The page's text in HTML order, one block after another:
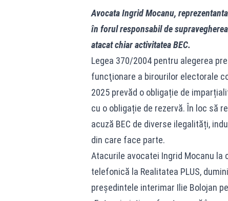
Avocata Ingrid Mocanu,
în forul responsabil de
atacat chiar activitatea BEC.
Legea 370/2004 pentru alegerea
funcţionare a birourilor electorale
2025 prevăd o obligație de
cu o obligație de rezervă. În loc să
acuză BEC de diverse ilegalități,
din care face parte.
Atacurile avocatei Ingrid Mocanu la
telefonică la Realitatea PLUS,
președintele interimar Ilie Bolojan